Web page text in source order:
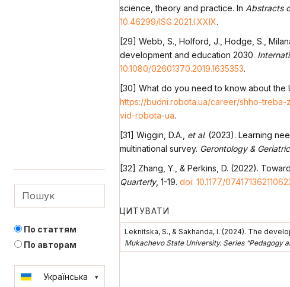
По статтям
По авторам
Українська
science, theory and practice. In Abstracts
10.46299/ISG.2021.I.XXIX.
[29] Webb, S., Holford, J., Hodge, S.,
development and education 2030.
10.1080/02601370.2019.1635353.
[30] What do you need to know about the
https://budni.robota.ua/career/shho-
vid-robota-ua.
[31] Wiggin, D.A., et al. (2023). Learning
multinational survey. Gerontology &
[32] Zhang, Y., & Perkins, D. (2022).
Quarterly, 1-19. doi: 10.1177/
ЦИТУВАТИ
Leknitska, S., & Sakhanda, I. (2024). The
Mukachevo State University. Series “Pedagogy